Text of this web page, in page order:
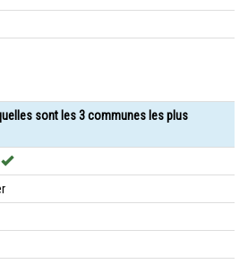
sont les 3 communes les plus